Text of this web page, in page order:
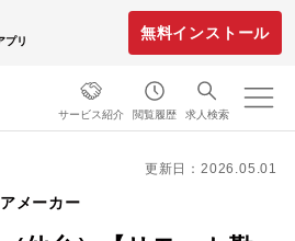
プリ
無料インストール
サービス紹介 閲覧履歴 求人検索
更新日：2026.05.01
メーカー